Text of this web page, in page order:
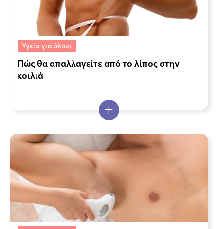
Υγεία για όλους
Πώς θα απαλλαγείτε από το λίπος στην
κοιλιά